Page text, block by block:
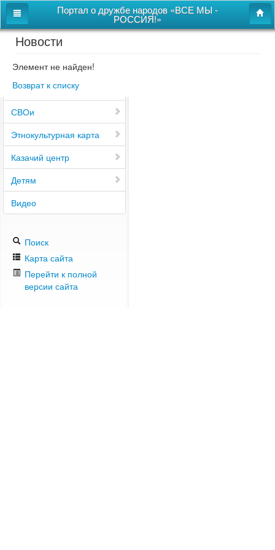
Портал о дружбе народов «ВСЕ МЫ -
РОССИЯ!»
Главная
Дом дружбы народов
Новости
СВОи
Этнокультурная карта
Казачий центр
Детям
Видео
Поиск
Карта сайта
Перейти к полной
версии сайта
Новости
Элемент не найден!
Возврат к списку